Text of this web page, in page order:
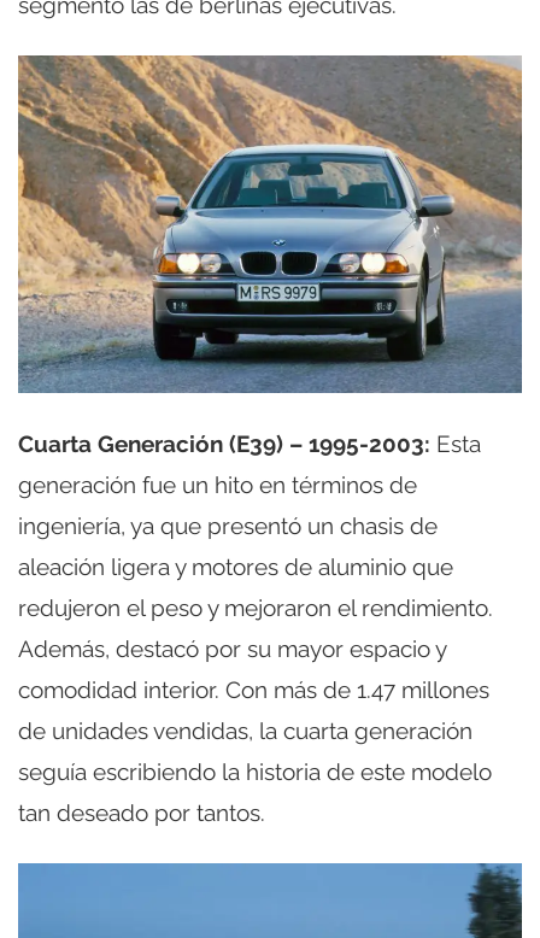
Cuarta Generación (E39) – 1995-2003: Esta
generación fue un hito en términos de
ingeniería, ya que presentó un chasis de
aleación ligera y motores de aluminio que
redujeron el peso y mejoraron el rendimiento.
Además, destacó por su mayor espacio y
comodidad interior. Con más de 1.47 millones
de unidades vendidas, la cuarta generación
seguía escribiendo la historia de este modelo
tan deseado por tantos.